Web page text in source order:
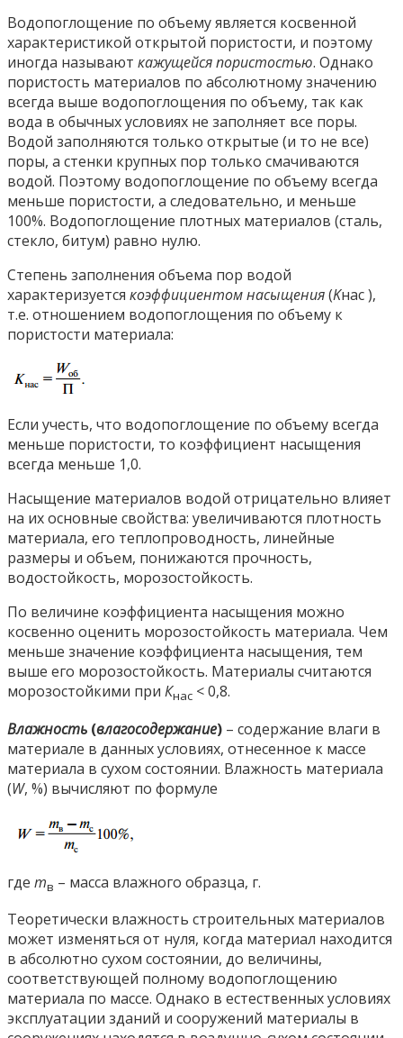
Водопоглощение по объему является косвенной
характеристикой открытой пористости, и поэтому
иногда называют кажущейся пористостью. Однако
пористость материалов по абсолютному значению
всегда выше водопоглощения по объему, так как
вода в обычных условиях не заполняет все поры.
Водой заполняются только открытые (и то не все)
поры, а стенки крупных пор только смачиваются
водой. Поэтому водопоглощение по объему всегда
меньше пористости, а следовательно, и меньше
100%. Водопоглощение плотных материалов (сталь,
стекло, битум) равно нулю.
Степень заполнения объема пор водой
характеризуется коэффициентом насыщения(Kнас ),
т.е. отношением водопоглощения по объему к
пористости материала:
Если учесть, что водопоглощение по объему всегда
меньше пористости, то коэффициент насыщения
всегда меньше 1,0.
Насыщение материалов водой отрицательно влияет
на их основные свойства: увеличиваются плотность
материала, его теплопроводность, линейные
размеры и объем, понижаются прочность,
водостойкость, морозостойкость.
По величине коэффициента насыщения можно
косвенно оценить морозостойкость материала. Чем
меньше значение коэффициента насыщения, тем
выше его морозостойкость. Материалы считаются
морозостойкими при Кнас < 0,8.
Влажность (влагосодержание) – содержание влаги в
материале в данных условиях, отнесенное к массе
материала в сухом состоянии. Влажность материала
(W, %) вычисляют по формуле
где mв – масса влажного образца, г.
Теоретически влажность строительных материалов
может изменяться от нуля, когда материал находится
в абсолютно сухом состоянии, до величины,
соответствующей полному водопоглощению
материала по массе. Однако в естественных условиях
эксплуатации зданий и сооружений материалы в